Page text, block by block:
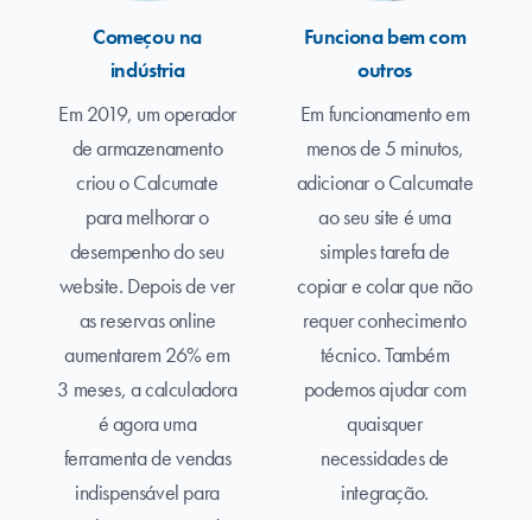
Começou na
indústria
Em 2019, um operador
de armazenamento
criou o Calcumate
para melhorar o
desempenho do seu
website. Depois de ver
as reservas online
aumentarem 26% em
3 meses, a calculadora
é agora uma
ferramenta de vendas
indispensável para
Funciona bem com
outros
Em funcionamento em
menos de 5 minutos,
adicionar o Calcumate
ao seu site é uma
simples tarefa de
copiar e colar que não
requer conhecimento
técnico. Também
podemos ajudar com
quaisquer
necessidades de
integração.